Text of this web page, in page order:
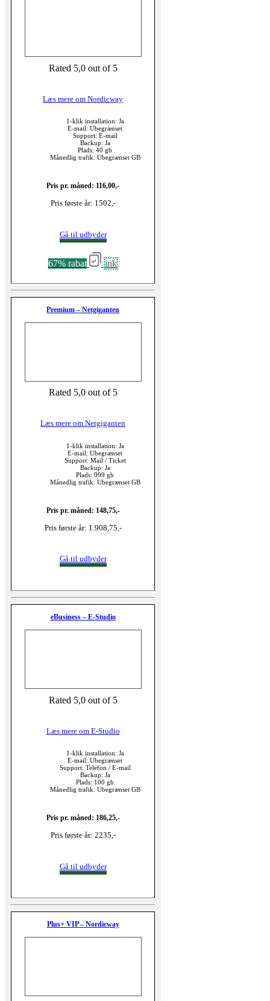
Rated 5,0 out of 5
Læs mere om Nordicway
1-klik installation: Ja
E-mail: Ubegrænset
Support: E-mail
Backup: Ja
Plads: 40 gb
Månedlig trafik: Ubegrænset GB
Pris pr. måned: 116,00,-
Pris første år: 1502,-
Gå til udbyder
67% rabat ink
Premium – Netgiganten
Rated 5,0 out of 5
Læs mere om Netgiganten
1-klik installation: Ja
E-mail: Ubegrænset
Support: Mail / Ticket
Backup: Ja
Plads: 999 gb
Månedlig trafik: Ubegrænset GB
Pris pr. måned: 148,75,-
Pris første år: 1.908,75,-
Gå til udbyder
eBusiness – E-Studio
Rated 5,0 out of 5
Læs mere om E-Studio
1-klik installation: Ja
E-mail: Ubegrænset
Support: Telefon / E-mail
Backup: Ja
Plads: 100 gb
Månedlig trafik: Ubegrænset GB
Pris pr. måned: 186,25,-
Pris første år: 2235,-
Gå til udbyder
Plus+ VIP – Nordicway